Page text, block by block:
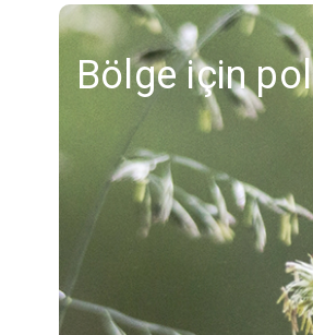
Bölge için